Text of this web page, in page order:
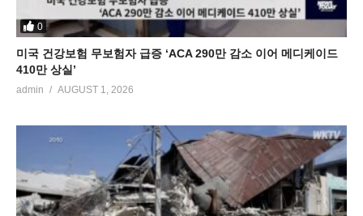
0
미국 건강보험 무보험자 급증 ‘ACA 290만 감소 이어 메디케이드
410만 상실’
admin AUGUST 1, 2026